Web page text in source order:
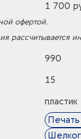
1 700
офертой.
рассчитывается
990
15
пластик